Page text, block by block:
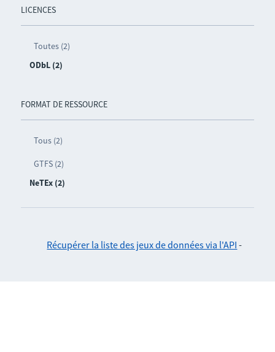
LICENCES
Toutes (2)
ODbL (2)
FORMAT DE RESSOURCE
Tous (2)
GTFS (2)
NeTEx (2)
Récupérer la liste des jeux de données via l'API -